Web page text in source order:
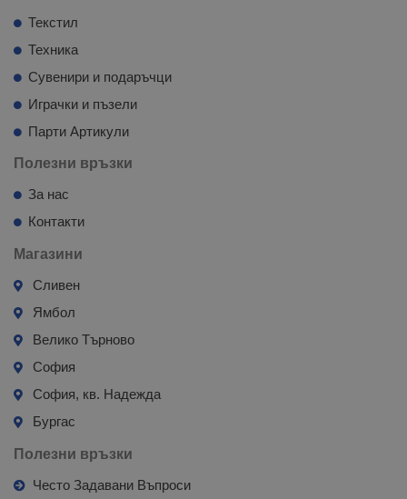
Текстил
Техника
Сувенири и подаръчци
Играчки и пъзели
Парти Артикули
Полезни връзки
За нас
Контакти
Магазини
Сливен
Ямбол
Велико Търново
София
София, кв. Надежда
Бургас
Полезни връзки
Често Задавани Въпроси